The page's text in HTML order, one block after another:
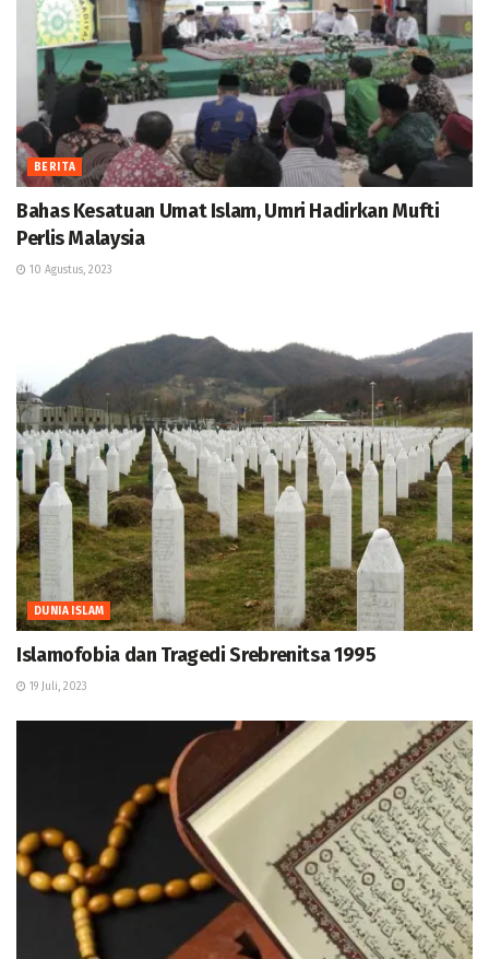
BERITA
Bahas Kesatuan Umat Islam, Umri Hadirkan Mufti
Perlis Malaysia
10 Agustus, 2023
DUNIA ISLAM
Islamofobia dan Tragedi Srebrenitsa 1995
19 Juli, 2023